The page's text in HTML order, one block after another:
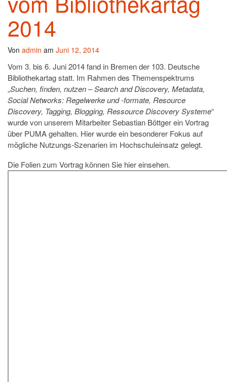
2014
Von admin am Juni 12, 2014
Vom 3. bis 6. Juni 2014 fand in Bremen der 103. Deutsche
Bibliothekartag statt. Im Rahmen des Themenspektrums
„Suchen, finden, nutzen – Search and Discovery, Metadata,
Social Networks: Regelwerke und -formate, Resource
Discovery, Tagging, Blogging, Ressource Discovery Systeme“
wurde von unserem Mitarbeiter Sebastian Böttger ein Vortrag
über PUMA gehalten. Hier wurde ein besonderer Fokus auf
mögliche Nutzungs-Szenarien im Hochschuleinsatz gelegt.
Die Folien zum Vortrag können Sie hier einsehen.